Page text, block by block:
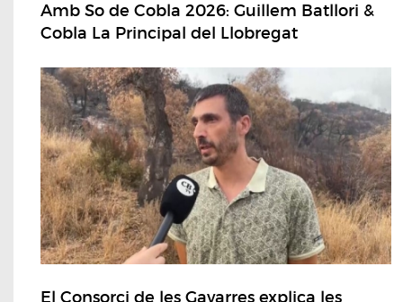
Amb So de Cobla 2026: Guillem Batllori &
Cobla La Principal del Llobregat
El Consorci de les Gavarres explica les